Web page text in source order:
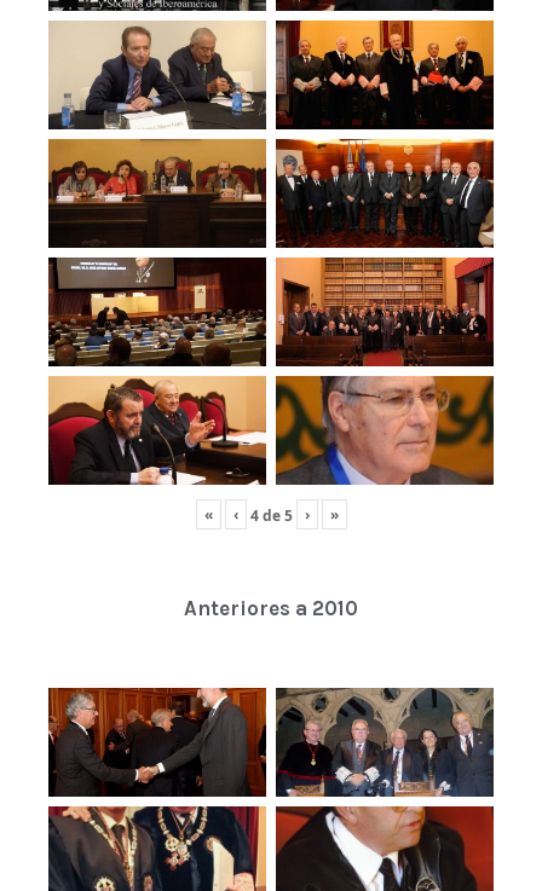
« ‹ 4de5 › »
Anteriores a 2010